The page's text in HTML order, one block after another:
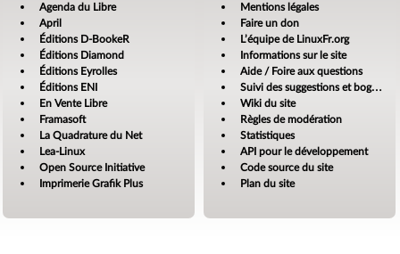
Agenda du Libre
April
Éditions D-BookeR
Éditions Diamond
Éditions Eyrolles
Éditions ENI
En Vente Libre
Framasoft
La Quadrature du Net
Lea-Linux
Open Source Initiative
Imprimerie Grafik Plus
Mentions légales
Faire un don
L’équipe de LinuxFr.org
Informations sur le site
Aide / Foire aux questions
Suivi des suggestions et bogues
Wiki du site
Règles de modération
Statistiques
API pour le développement
Code source du site
Plan du site